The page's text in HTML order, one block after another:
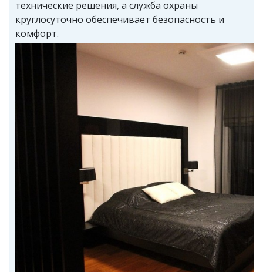
технические решения, а служба охраны
круглосуточно обеспечивает безопасность и
комфорт.